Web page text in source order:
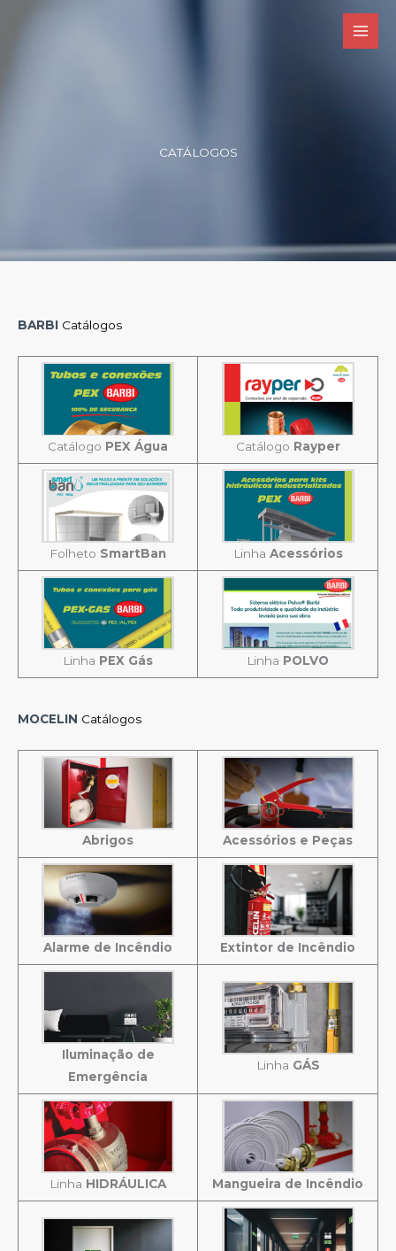
CATÁLOGOS
BARBI Catálogos
Catálogo PEX Água Catálogo Rayper
Folheto SmartBan Linha Acessórios
Linha PEX Gás Linha POLVO
MOCELIN Catálogos
Abrigos Acessórios e Peças
Alarme de Incêndio Extintor de Incêndio
Iluminação de
Emergência
Linha GÁS
Linha HIDRÁULICA Mangueira de Incêndio